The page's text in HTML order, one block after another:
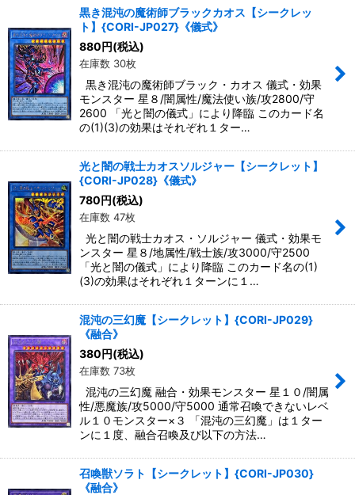
黒き混沌の魔術師ブラックカオス【シークレッ
ト】{CORI-JP027}《儀式》
880円(税込)
在庫数 30枚
黒き混沌の魔術師ブラック・カオス 儀式・効果
モンスター 星８/闇属性/魔法使い族/攻2800/守
2600 「光と闇の儀式」により降臨 このカード名
の(1)(3)の効果はそれぞれ１ター…
光と闇の戦士カオスソルジャー【シークレット】
{CORI-JP028}《儀式》
780円(税込)
在庫数 47枚
光と闇の戦士カオス・ソルジャー 儀式・効果モ
ンスター 星８/地属性/戦士族/攻3000/守2500
「光と闇の儀式」により降臨 このカード名の(1)
(3)の効果はそれぞれ１ターンに１…
混沌の三幻魔【シークレット】{CORI-JP029}
《融合》
380円(税込)
在庫数 73枚
混沌の三幻魔 融合・効果モンスター 星１０/闇属
性/悪魔族/攻5000/守5000 通常召喚できないレベ
ル１０モンスター×３ 「混沌の三幻魔」は１ター
ンに１度、融合召喚及び以下の方法…
召喚獣ソラト【シークレット】{CORI-JP030}
《融合》